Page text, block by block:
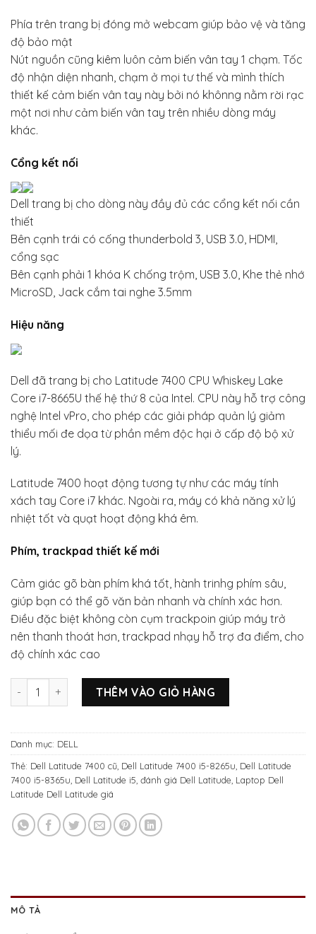
Phía trên trang bị đóng mở webcam giúp bảo vệ và tăng
độ bảo mật
Nút nguồn cũng kiêm luôn cảm biến vân tay 1 chạm. Tốc
độ nhận diện nhanh, chạm ở mọi tư thế và mình thích
thiết kế cảm biến vân tay này bởi nó khônng nằm rời rạc
một nơi như cảm biến vân tay trên nhiều dòng máy
khác.
Cổng kết nối
Dell trang bị cho dòng này đầy đủ các cổng kết nối cần
thiết
Bên cạnh trái có cống thunderbold 3, USB 3.0, HDMI,
cổng sạc
Bên cạnh phải 1 khóa K chống trộm, USB 3.0, Khe thẻ nhớ
MicroSD, Jack cắm tai nghe 3.5mm
Hiệu năng
Dell đã trang bị cho Latitude 7400 CPU Whiskey Lake
Core i7-8665U thế hệ thứ 8 của Intel. CPU này hỗ trợ công
nghệ Intel vPro, cho phép các giải pháp quản lý giảm
thiểu mối đe dọa từ phần mềm độc hại ở cấp độ bộ xử
lý.
Latitude 7400 hoạt động tương tự như các máy tính
xách tay Core i7 khác. Ngoài ra, máy có khả năng xử lý
nhiệt tốt và quạt hoạt động khá êm.
Phím, trackpad thiết kế mới
Cảm giác gõ bàn phím khá tốt, hành trinhg phím sâu,
giúp bạn có thể gõ văn bản nhanh và chính xác hơn.
Điều đặc biệt không còn cụm trackpoin giúp máy trở
nên thanh thoát hơn, trackpad nhạy hỗ trợ đa điểm, cho
độ chính xác cao
Dell Latitude 7400 / New / Core I5 8365U / RAM 8Gb / SSD
THÊM VÀO GIỎ HÀNG
Danh mục: DELL
Thẻ: Dell Latitude 7400 cũ Dell Latitude 7400 i5-8265u Dell Latitude
7400 i5-8365u Dell Latitude i5 đánh giá Dell Latitude Laptop Dell
Latitude Dell Latitude giá
MÔ TẢ